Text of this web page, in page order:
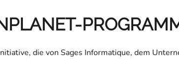
die von Sages Informatique, dem